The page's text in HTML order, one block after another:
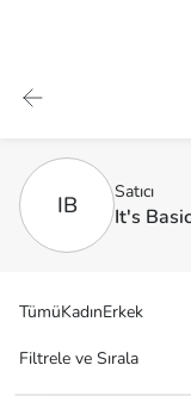
IB Satıcı
It's Basic
TümüKadınErkek
Filtrele ve Sırala